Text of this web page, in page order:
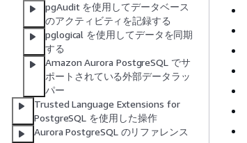
pgAudit を使用してデータベース
のアクティビティを記録する
pglogical を使用してデータを同期
する
Amazon Aurora PostgreSQL でサ
ポートされている外部データラッ
パー
Trusted Language Extensions for
PostgreSQL を使用した操作
Aurora PostgreSQL のリファレンス